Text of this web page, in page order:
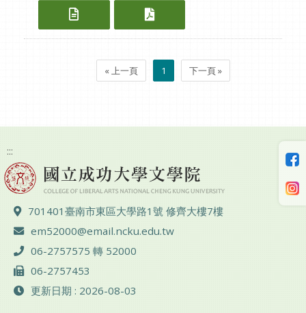
國立成功大學文學院對外華語教學學
國立成功大學文學院對外
« 上一頁 1 下一頁 »
:::
地址 ：
701401臺南市東區大學路1號 修齊大樓7樓
電子郵件 ：
em52000@email.ncku.edu.tw
電話 ：
06-2757575 轉 52000
傳真 ：
06-2757453
更新日期 : 2026-08-03